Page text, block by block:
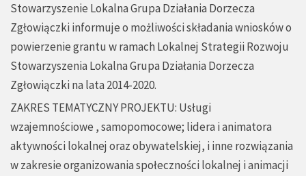
Stowarzyszenie Lokalna Grupa Działania Dorzecza
Zgłowiączki informuje o możliwości składania wniosków o
powierzenie grantu w ramach Lokalnej Strategii Rozwoju
Stowarzyszenia Lokalna Grupa Działania Dorzecza
Zgłowiączki na lata 2014-2020.
ZAKRES TEMATYCZNY PROJEKTU: Usługi
wzajemnościowe , samopomocowe; lidera i animatora
aktywności lokalnej oraz obywatelskiej, i inne rozwiązania
w zakresie organizowania społeczności lokalnej i animacji